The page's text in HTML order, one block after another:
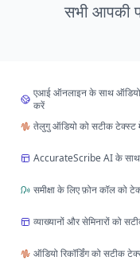
सभी आपकी
एआई ऑनलाइन के साथ ऑडियो
करें
तेलुगु ऑडियो को सटीक टेक्स्ट
AccurateScribe AI के साथ
समीक्षा के लिए फ़ोन कॉल को
व्याख्यानों और सेमिनारों को
ऑडियो रिकॉर्डिंग को सटीक